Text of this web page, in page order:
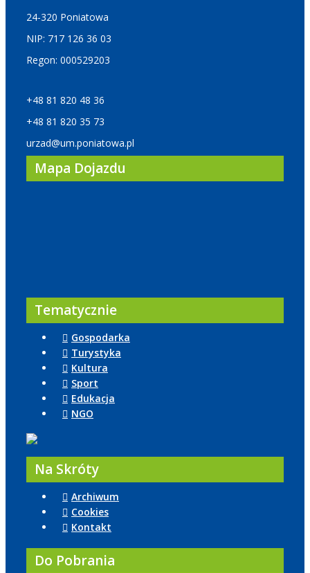
24-320 Poniatowa
NIP: 717 126 36 03
Regon: 000529203
+48 81 820 48 36
+48 81 820 35 73
urzad@um.poniatowa.pl
Mapa Dojazdu
Tematycznie
Gospodarka
Turystyka
Kultura
Sport
Edukacja
NGO
Na Skróty
Archiwum
Cookies
Kontakt
Do Pobrania